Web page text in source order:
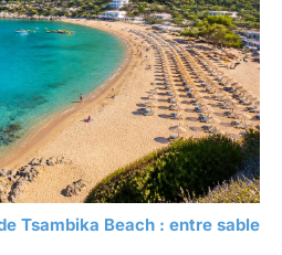
Tsambika Beach : entre sable